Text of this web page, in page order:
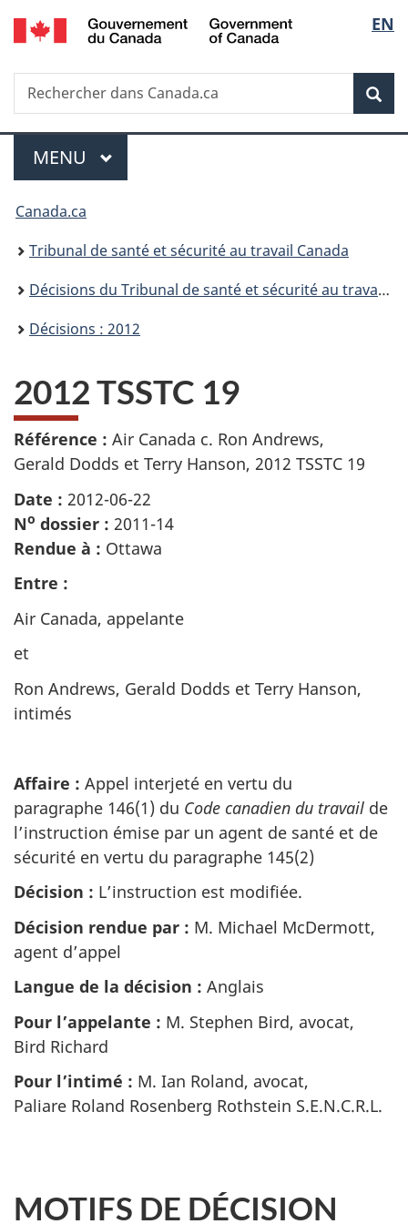
Passer
au
principal
Passer
à
Au
du
Passer
à
version
simplifiée
de
la
EN
Recherche
Rechercher
dans
Menu
MENU PRINCIPAL
Vous
êtes
ici :
Canada.ca
Tribunal de santé et sécurité au travail Canada
Décisions du Tribunal de santé et sécurité au travail Canada
Décisions : 2012
2012 TSSTC 19
Référence : Air Canada c. Ron Andrews,
Gerald Dodds et Terry Hanson, 2012 TSSTC 19
Date : 2012-06-22
No dossier : 2011-14
Rendue à : Ottawa
Entre :
Air Canada, appelante
et
Ron Andrews, Gerald Dodds et Terry Hanson,
intimés
Affaire : Appel interjeté en vertu du
paragraphe 146(1) du Code canadien du travail de
l’instruction émise par un agent de santé et de
sécurité en vertu du paragraphe 145(2)
Décision : L’instruction est modifiée.
Décision rendue par : M. Michael McDermott,
agent d’appel
Langue de la décision : Anglais
Pour l’appelante : M. Stephen Bird, avocat,
Bird Richard
Pour l’intimé : M. Ian Roland, avocat,
Paliare Roland Rosenberg Rothstein S.E.N.C.R.L.
MOTIFS DE DÉCISION